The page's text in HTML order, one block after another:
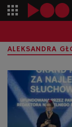
ALEKSANDRA